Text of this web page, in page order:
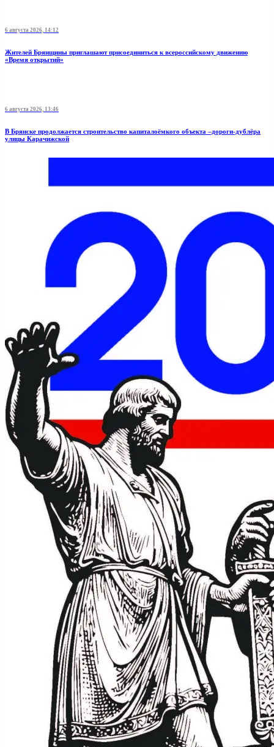
6 августа 2026, 14:12
Жителей Брянщины приглашают присоединиться к всероссийскому движению
«Время открытий»
6 августа 2026, 13:46
В Брянске продолжается строительство капиталоёмкого объекта –дороги-дублёра
улицы Карачижской